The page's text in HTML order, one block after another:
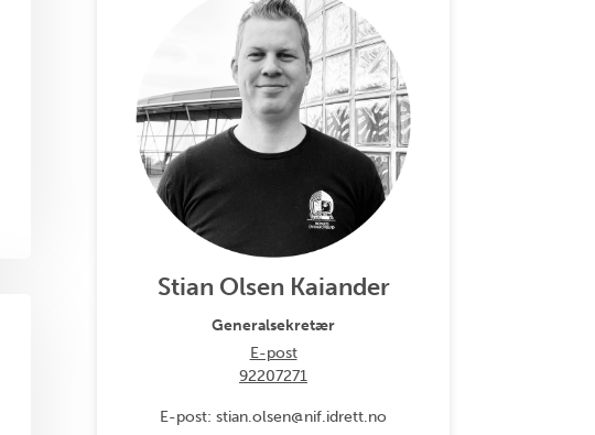
Stian Olsen Kaiander
Generalsekretær
E-post
92207271
E-post: stian.olsen@nif.idrett.no